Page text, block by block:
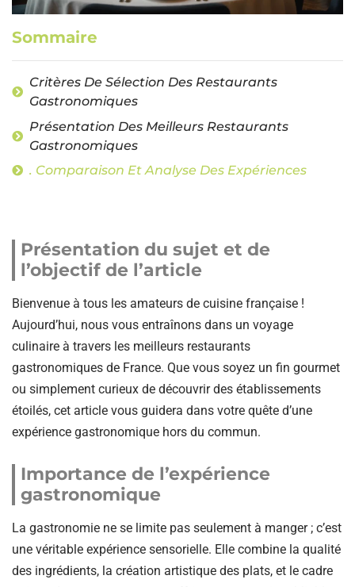
Sommaire
Critères De Sélection Des Restaurants
Gastronomiques
Présentation Des Meilleurs Restaurants
Gastronomiques
. Comparaison Et Analyse Des Expériences
Présentation du sujet et de
l’objectif de l’article
Bienvenue à tous les amateurs de cuisine française !
Aujourd’hui, nous vous entraînons dans un voyage
culinaire à travers les meilleurs restaurants
gastronomiques de France. Que vous soyez un fin gourmet
ou simplement curieux de découvrir des établissements
étoilés, cet article vous guidera dans votre quête d’une
expérience gastronomique hors du commun.
Importance de l’expérience
gastronomique
La gastronomie ne se limite pas seulement à manger ; c’est
une véritable expérience sensorielle. Elle combine la qualité
des ingrédients, la création artistique des plats, et le cadre